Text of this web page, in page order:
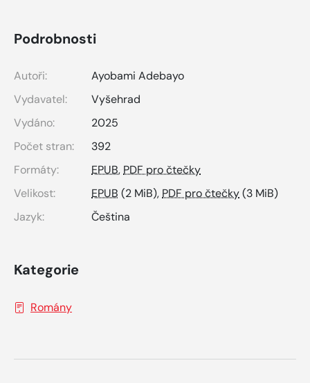
Podrobnosti
Autoři:
Ayobami Adebayo
Vydavatel:
Vyšehrad
Vydáno:
2025
Počet stran:
392
Formáty:
EPUB, PDF pro čtečky
Velikost:
EPUB (2 MiB), PDF pro čtečky(3 MiB)
Jazyk:
Čeština
Kategorie
Romány